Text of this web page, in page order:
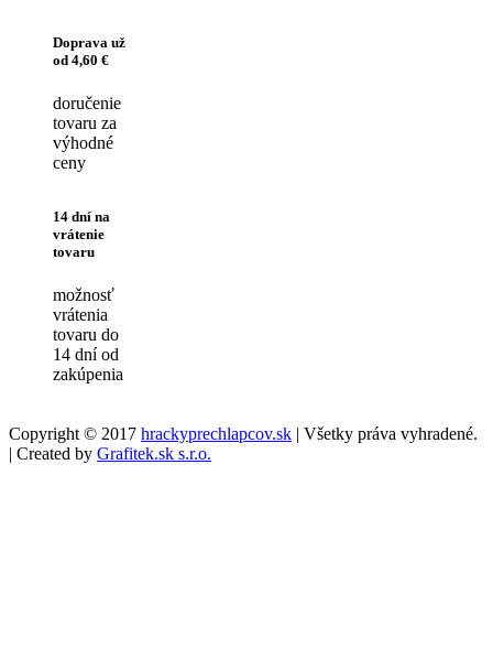
Doprava už
od 4,60 €
doručenie
tovaru za
výhodné
ceny
14 dní na
vrátenie
tovaru
možnosť
vrátenia
tovaru do
14 dní od
zakúpenia
Copyright © 2017 hrackyprechlapcov.sk | Všetky práva vyhradené.
| Created by Grafitek.sk s.r.o.